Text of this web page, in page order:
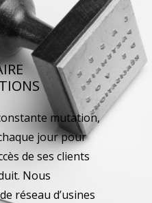
mutation,
jour pour
de ses clients
Nous
réseau d’usines